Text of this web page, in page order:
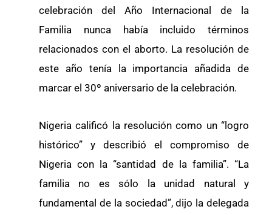
celebración del Año Internacional de la
Familia nunca había incluido términos
relacionados con el aborto. La resolución de
este año tenía la importancia añadida de
marcar el 30º aniversario de la celebración.
Nigeria calificó la resolución como un “logro
histórico” y describió el compromiso de
Nigeria con la “santidad de la familia”. “La
familia no es sólo la unidad natural y
fundamental de la sociedad”, dijo la delegada